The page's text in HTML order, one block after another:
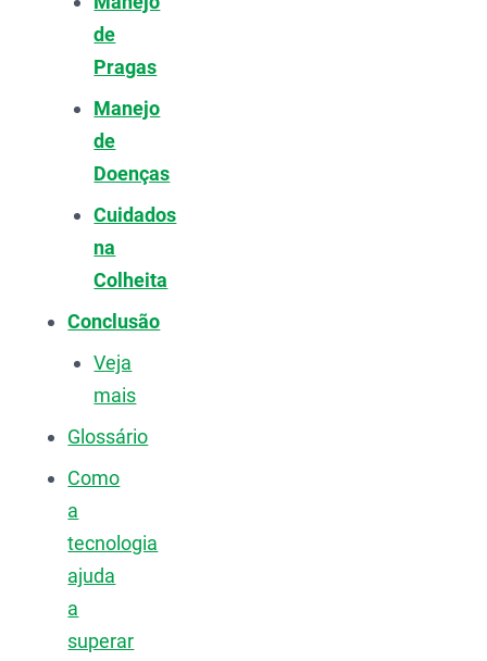
de
Pragas
Manejo
de
Doenças
Cuidados
na
Colheita
Conclusão
Veja
mais
Glossário
Como
a
tecnologia
ajuda
a
superar